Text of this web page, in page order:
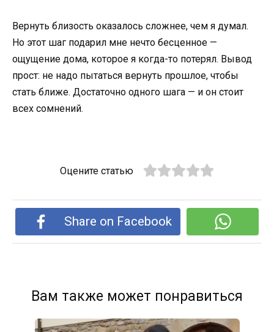
Вернуть близость оказалось сложнее, чем я думал.
Но этот шаг подарил мне нечто бесценное —
ощущение дома, которое я когда-то потерял. Вывод
прост: не надо пытаться вернуть прошлое, чтобы
стать ближе. Достаточно одного шага — и он стоит
всех сомнений.
Оцените статью
Share on Facebook
Вам также может понравиться